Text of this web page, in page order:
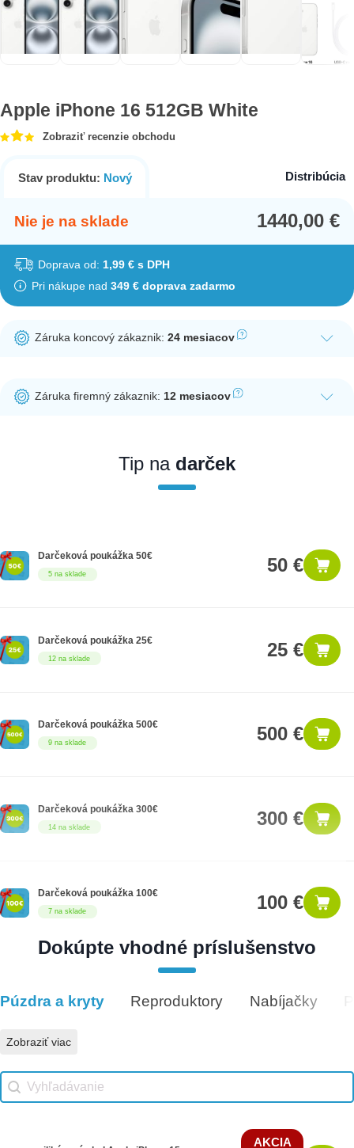
Apple iPhone 16 512GB White
Zobraziť recenzie obchodu
Stav produktu: Nový Distribúcia
Nie je na sklade 1440,00€
Doprava od: 1,99 € s DPH
Pri nákupe nad 349 € doprava zadarmo
Záruka koncový zákaznik:24 mesiacov
potrebná registrácia zákazníckeho účtu.
Záruka firemný zákaznik:12 mesiacov
nakupovať ako firemný zákazník, musíte sa pred nákupom
registrovať. Registrácia podlieha overeniu.
Tip nadarček
5 na sklade
Darčeková poukážka 50€ 50 €
12 na sklade
Darčeková poukážka 25€ 25 €
9 na sklade
Darčeková poukážka 500€ 500 €
14 na sklade
Darčeková poukážka 300€ 300 €
7 na sklade
Darčeková poukážka 100€ 100 €
8 na sklade
Dokúpte vhodné príslušenstvo
Vhodné príslušenstvo
Púzdra a kryty Reproduktory Nabíjačky
Zobraziť viac
Vhodné príslušenstvo search
Search content
AKCIA